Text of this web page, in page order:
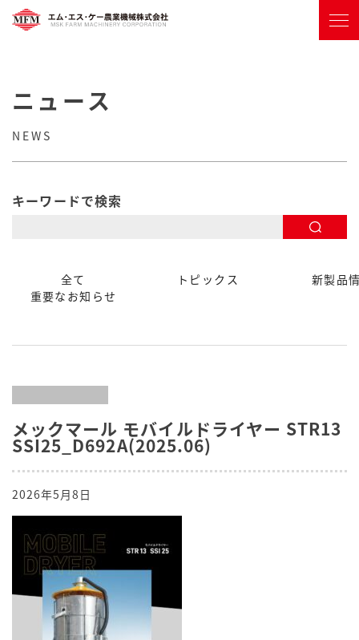
ニュース
NEWS
キーワードで検索
全て トピックス
新製品
重要なお知らせ
メックマール モバイルドライヤー STR13
SSI25_D692A(2025.06)
2026年5月8日